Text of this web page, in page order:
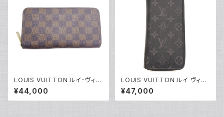
LOUIS VUITTON ルイ･ヴィト
ン 長財布 N60015 ダミエ・エ
ベヌ ジッピー・ウォレット ブラウ
ン Y05198
¥44,000
LOUIS VUITTON ルイ ヴィト
ン ジッピーウォレット ヴェルティ
カル モノグラム エクリプス 長財
布 M62295 Y04462
¥47,000